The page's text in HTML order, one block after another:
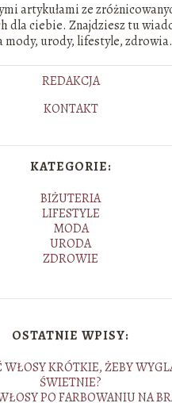
artykułami ze
dla ciebie. Znajdziesz tu
mody, urody, lifestyle, zdrowia.
REDAKCJA
KONTAKT
KATEGORIE:
BIŻUTERIA
LIFESTYLE
MODA
URODA
ZDROWIE
OSTATNIE WPISY:
WŁOSY KRÓTKIE, ŻEBY
ŚWIETNIE?
PO FARBOWANIU NA